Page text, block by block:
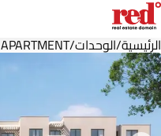
الرئيسية/الوحدات/
APARTMENT